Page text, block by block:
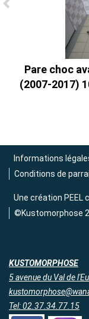
Tube en
Pare choc
(2007-2017)
Informations
Conditions de
Une création PEEL
©Kustomorphose
KUSTOMORPHOSE
5 avenue du Val de
Tel: 02.37.34.77.15